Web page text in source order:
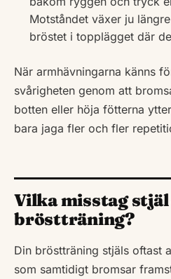
Motståndet växer ju
bröstet i topplägget där
När armhävningarna känns
svårigheten genom att
botten eller höja fötterna
bara jaga fler och fler
Vilka misstag
bröstträning?
Din bröstträning stjäls oftast
som samtidigt bromsar